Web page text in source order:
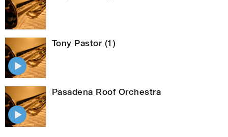
Tony Pastor (1)
Pasadena Roof Orchestra